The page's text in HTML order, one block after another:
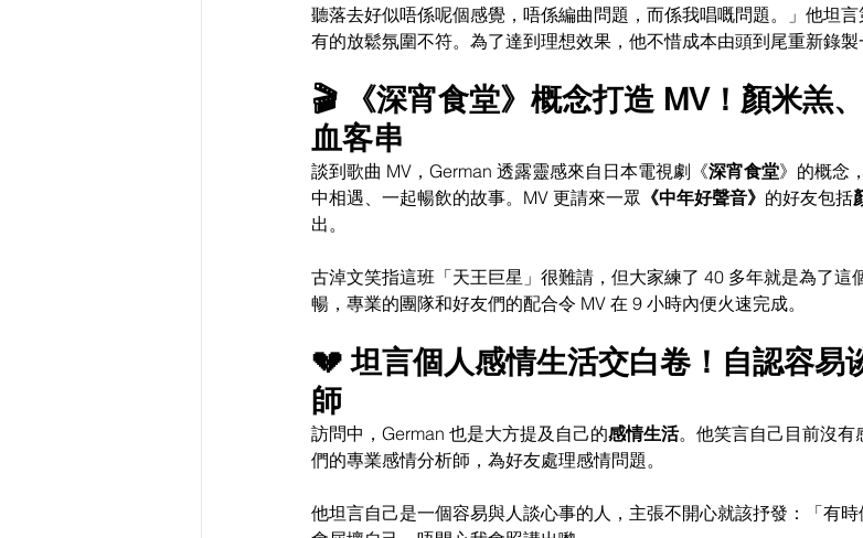
聽落去好似唔係呢個感覺，唔係編曲問題，而係我唱嘅問題。」他坦
有的放鬆氛圍不符。為了達到理想效果，他不惜成本由頭到尾重新錄製
🎬 《深宵食堂》概念打造 MV！顏米羔
血客串
談到歌曲 MV，German 透露靈感來自日本電視劇《深宵食堂》的概念
中相遇、一起暢飲的故事。MV 更請來一眾 《中年好聲音》 的好友包括
出。
古淖文笑指這班「天王巨星」很難請，但大家練了 40 多年就是為了這
暢，專業的團隊和好友們的配合令 MV 在 9 小時內便火速完成。
💔 坦言個人感情生活交白卷！自認容易
師
訪問中，German 也是大方提及自己的感情生活。他笑言自己目前沒有
們的專業感情分析師，為好友處理感情問題。
他坦言自己是一個容易與人談心事的人，主張不開心就該抒發：「有